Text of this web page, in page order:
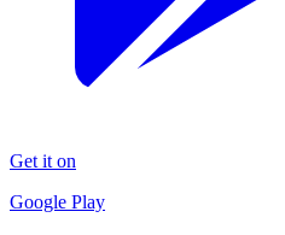
Get it on
Google Play